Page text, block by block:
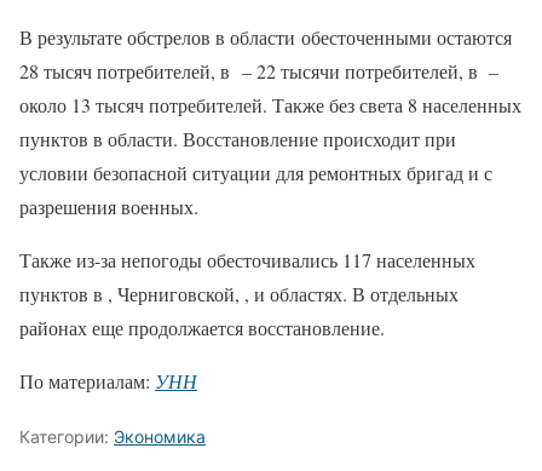
В результате обстрелов в области обесточенными остаются
28 тысяч потребителей, в – 22 тысячи потребителей, в –
около 13 тысяч потребителей. Также без света 8 населенных
пунктов в области. Восстановление происходит при
условии безопасной ситуации для ремонтных бригад и с
разрешения военных.
Также из-за непогоды обесточивались 117 населенных
пунктов в , Черниговской, , и областях. В отдельных
районах еще продолжается восстановление.
По материалам: УНН
Категории: Экономика